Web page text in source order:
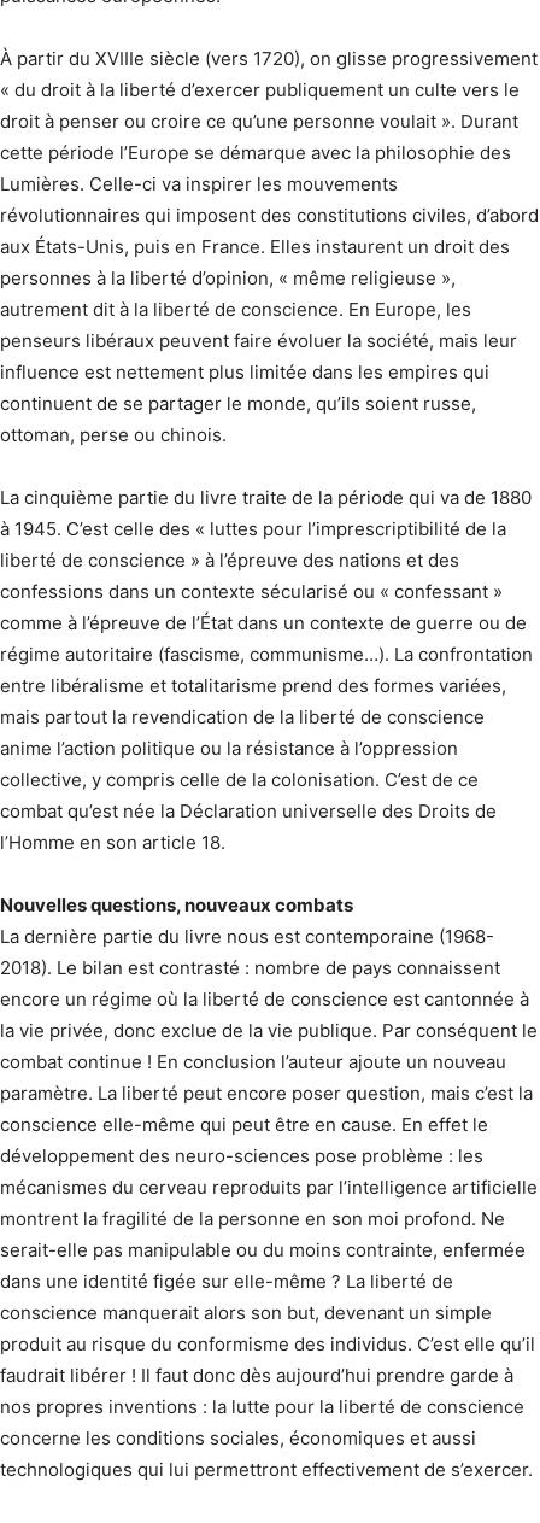
À partir du XVIIIe siècle (vers 1720), on glisse progressivement
« du droit à la liberté d’exercer publiquement un culte vers le
droit à penser ou croire ce qu’une personne voulait ». Durant
cette période l’Europe se démarque avec la philosophie des
Lumières. Celle-ci va inspirer les mouvements
révolutionnaires qui imposent des constitutions civiles, d’abord
aux États-Unis, puis en France. Elles instaurent un droit des
personnes à la liberté d’opinion, « même religieuse »,
autrement dit à la liberté de conscience. En Europe, les
penseurs libéraux peuvent faire évoluer la société, mais leur
influence est nettement plus limitée dans les empires qui
continuent de se partager le monde, qu’ils soient russe,
ottoman, perse ou chinois.
La cinquième partie du livre traite de la période qui va de 1880
à 1945. C’est celle des « luttes pour l’imprescriptibilité de la
liberté de conscience » à l’épreuve des nations et des
confessions dans un contexte sécularisé ou « confessant »
comme à l’épreuve de l’État dans un contexte de guerre ou de
régime autoritaire (fascisme, communisme…). La confrontation
entre libéralisme et totalitarisme prend des formes variées,
mais partout la revendication de la liberté de conscience
anime l’action politique ou la résistance à l’oppression
collective, y compris celle de la colonisation. C’est de ce
combat qu’est née la Déclaration universelle des Droits de
l’Homme en son article 18.
Nouvelles questions,nouveaux combats
La dernière partie du livre nous est contemporaine (1968-
2018). Le bilan est contrasté : nombre de pays connaissent
encore un régime où la liberté de conscience est cantonnée à
la vie privée, donc exclue de la vie publique. Par conséquent le
combat continue ! En conclusion l’auteur ajoute un nouveau
paramètre. La liberté peut encore poser question, mais c’est la
conscience elle-même qui peut être en cause. En effet le
développement des neuro-sciences pose problème : les
mécanismes du cerveau reproduits par l’intelligence artificielle
montrent la fragilité de la personne en son moi profond. Ne
serait-elle pas manipulable ou du moins contrainte, enfermée
dans une identité figée sur elle-même ? La liberté de
conscience manquerait alors son but, devenant un simple
produit au risque du conformisme des individus. C’est elle qu’il
faudrait libérer ! Il faut donc dès aujourd’hui prendre garde à
nos propres inventions : la lutte pour la liberté de conscience
concerne les conditions sociales, économiques et aussi
technologiques qui lui permettront effectivement de s’exercer.